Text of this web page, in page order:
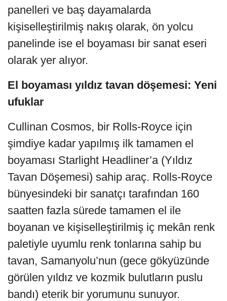
panelleri ve baş dayamalarda
kişiselleştirilmiş nakış olarak, ön yolcu
panelinde ise el boyaması bir sanat eseri
olarak yer alıyor.
El boyaması yıldız tavan döşemesi: Yeni
ufuklar
Cullinan Cosmos, bir Rolls-Royce için
şimdiye kadar yapılmış ilk tamamen el
boyaması Starlight Headliner’a (Yıldız
Tavan Döşemesi) sahip araç. Rolls-Royce
bünyesindeki bir sanatçı tarafından 160
saatten fazla sürede tamamen el ile
boyanan ve kişiselleştirilmiş iç mekân renk
paletiyle uyumlu renk tonlarına sahip bu
tavan, Samanyolu’nun (gece gökyüzünde
görülen yıldız ve kozmik bulutların puslu
bandı) eterik bir yorumunu sunuyor.